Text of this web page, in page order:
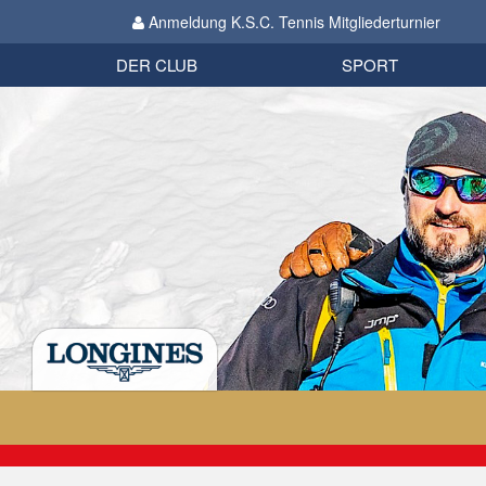
Anmeldung K.S.C. Tennis Mitgliederturnier
DER CLUB
Organisation
SPORT
Biathlon
Datenschutzverordnung 2018
Impressum